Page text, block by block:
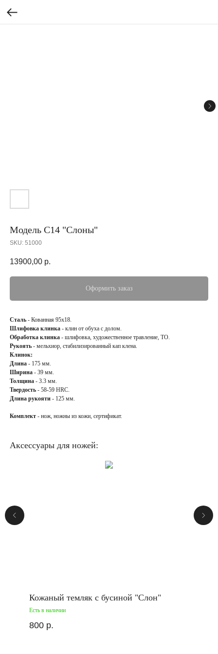
Модель С14 "Слоны"
SKU: 51000
13900,00 р.
Оформить заказ
Сталь - Кованная 95х18.
Шлифовка клинка - клин от обуха с долом.
Обработка клинка - шлифовка, художественное травление, ТО.
Рукоять - мельхиор, стабилизированный кап клена.
Клинок:
Длина - 175 мм.
Ширина - 39 мм.
Толщина - 3.3 мм.
Твердость - 58-59 HRC.
Длина рукояти - 125 мм.
Комплект - нож, ножны из кожи, сертификат.
Аксессуары для ножей:
Кожаный темляк с бусиной "Слон"
Есть в наличии
800 р.